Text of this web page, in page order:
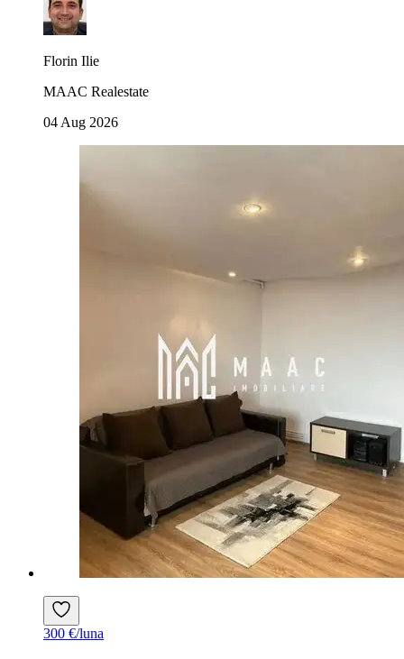
Florin Ilie
MAAC Realestate
04 Aug 2026
300 €/luna